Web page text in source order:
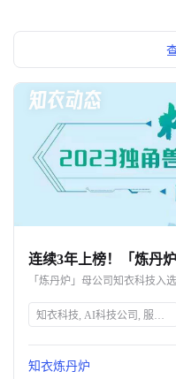
「炼丹炉」母公司知衣科技入
知衣科技, AI科技公司, 服装AI大数据, 杭州准独角兽企业, 人工智能, 数字化升级, 炼丹炉, 全域大数据AI分析平台, 零售商业升级, 电商市场洞察
知衣炼丹炉